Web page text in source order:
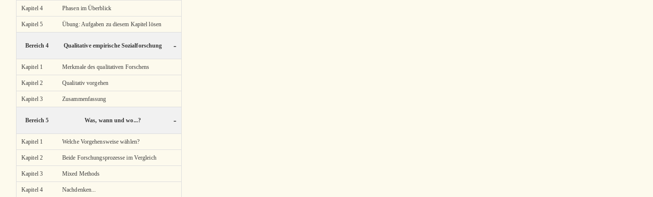
Kapitel 4 Phasen im Überblick
Kapitel 5 Übung: Aufgaben zu diesem Kapitel lösen
Bereich 4 Qualitative empirische Sozialforschung -
Kapitel 1 Merkmale des qualitativen Forschens
Kapitel 2 Qualitativ vorgehen
Kapitel 3 Zusammenfassung
Bereich 5 Was, wann und wo...? -
Kapitel 1 Welche Vorgehensweise wählen?
Kapitel 2 Beide Forschungsprozesse im Vergleich
Kapitel 3 Mixed Methods
Kapitel 4 Nachdenken...